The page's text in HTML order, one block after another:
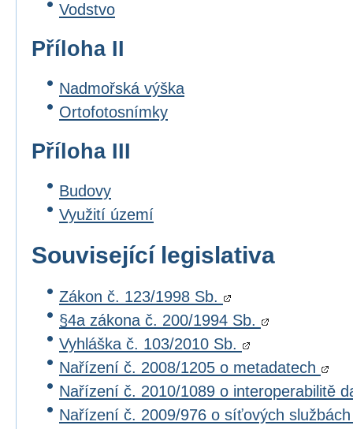
Vodstvo
Příloha II
Nadmořská výška
Ortofotosnímky
Příloha III
Budovy
Využití území
Související legislativa
Zákon č. 123/1998 Sb.
§4a zákona č. 200/1994 Sb.
Vyhláška č. 103/2010 Sb.
Nařízení č. 2008/1205 o metadatech
Nařízení č. 2010/1089 o interoperabilitě
Nařízení č. 2009/976 o síťových